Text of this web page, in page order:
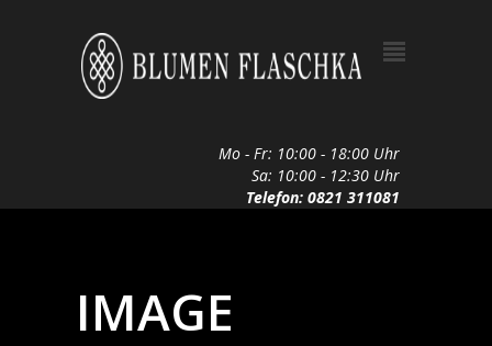
Mo - Fr: 10:00 - 18:00 Uhr
Sa: 10:00 - 12:30 Uhr
Telefon: 0821 311081
IMAGE